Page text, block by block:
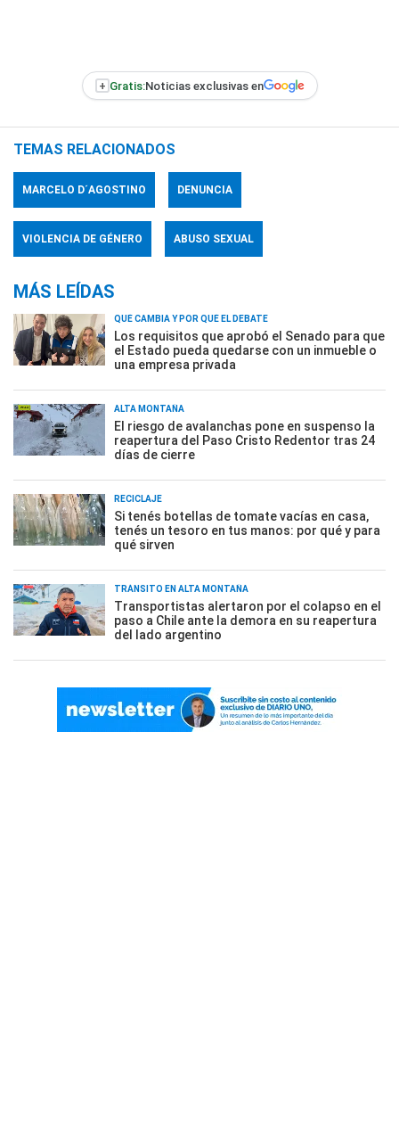
+ Gratis:Noticias exclusivas en
TEMAS RELACIONADOS
MARCELO D´AGOSTINO DENUNCIA
VIOLENCIA DE GÉNERO ABUSO SEXUAL
MÁS LEÍDAS
QUÉ CAMBIA Y POR QUÉ EL DEBATE
Los requisitos que aprobó el Senado para que
el Estado pueda quedarse con un inmueble o
una empresa privada
ALTA MONTAÑA
El riesgo de avalanchas pone en suspenso la
reapertura del Paso Cristo Redentor tras 24
días de cierre
RECICLAJE
Si tenés botellas de tomate vacías en casa,
tenés un tesoro en tus manos: por qué y para
qué sirven
TRÁNSITO EN ALTA MONTAÑA
Transportistas alertaron por el colapso en el
paso a Chile ante la demora en su reapertura
del lado argentino